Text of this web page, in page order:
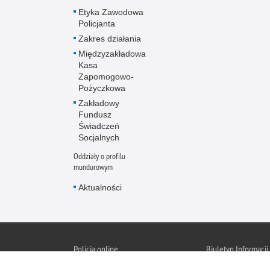
Etyka Zawodowa
Policjanta
Zakres działania
Międzyzakładowa
Kasa
Zapomogowo-
Pożyczkowa
Zakładowy
Fundusz
Świadczeń
Socjalnych
Oddziały o profilu
mundurowym
Aktualności
Policja online
Biuletyn